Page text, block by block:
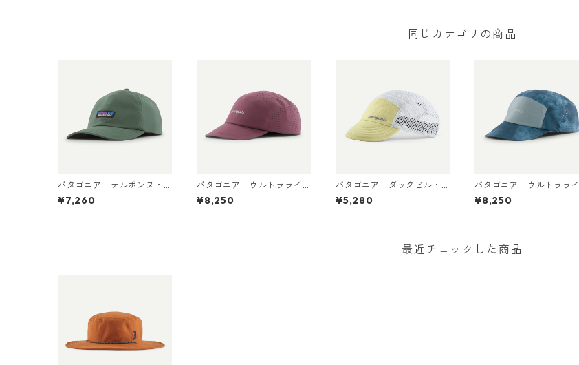
同じカテゴリの商品
パタゴニア テルボンヌ・
ハット (カラー Canopy Gr
een) Patagonia Terrebonn
¥7,260
パタゴニア ウルトラライ
トウェイト・リッジ・ハッ
ト 33590 Berry Fig
¥8,250
パタゴニア ダックビル・
キャップ Vellum Green
28818 日本正規品
¥5,280
パタゴニア ウルトラライ
トウェイト・リッジ・ハッ
ト 33590 Sastrugi: Summi
¥8,250
最近チェックした商品